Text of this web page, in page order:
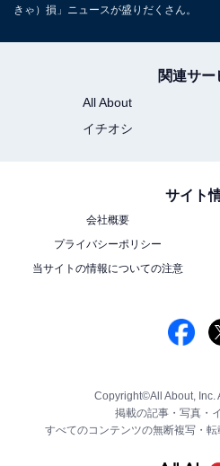
きゃ）損」ニュースが盛りだくさん。
関連サー
All About
イチオシ
サイト
会社概要
プライバシーポリシー
当サイトの情報についての注意
Copyright©All About, Inc.
掲載の記事・写真・
すべてのコンテンツの無断複写・転